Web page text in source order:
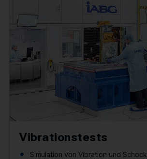
Vibrationstests
Simulation von Vibration und Schock